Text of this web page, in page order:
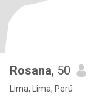
Rosana, 50
Lima, Lima, Perú